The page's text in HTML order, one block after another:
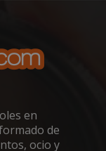
en
de
ocio y